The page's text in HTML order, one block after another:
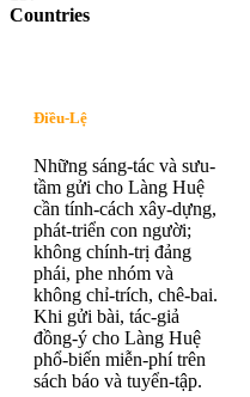
Countries
Điều-Lệ
Những sáng-tác và sưu-
tầm gửi cho Làng Huệ
cần tính-cách xây-dựng,
phát-triển con người;
không chính-trị đảng
phái, phe nhóm và
không chỉ-trích, chê-bai.
Khi gửi bài, tác-giả
đồng-ý cho Làng Huệ
phổ-biến miễn-phí trên
sách báo và tuyển-tập.